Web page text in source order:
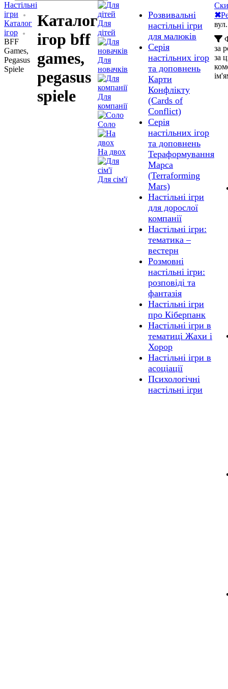
Настільні
ігри
Каталог
ігор
BFF
Games,
Pegasus
Spiele
Каталог
ігор bff
games,
pegasus
spiele
Для
дітей
Для
новачків
Для
компанії
Соло
На двох
Для сім'ї
Розвивальні
настільні ігри
для малюків
Серія
настільних ігор
та доповнень
Карти
Конфлікту
(Cards of
Сonflict)
Серія
настільних ігор
та доповнень
Тераформування
Марса
(Terraforming
Mars)
Настільні ігри
для дорослої
компанії
Настільні ігри:
тематика –
вестерн
Розмовні
настільні ігри:
розповіді та
фантазія
Настільні ігри
про Кіберпанк
Настільні ігри в
тематиці Жахи і
Хорор
Настільні ігри в
асоціації
Психологічні
настільні ігри
✖
за
за